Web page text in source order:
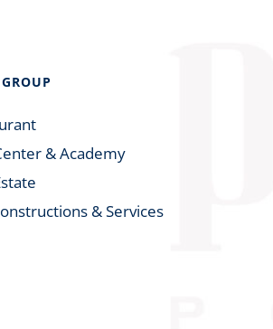
& Academy
& Services